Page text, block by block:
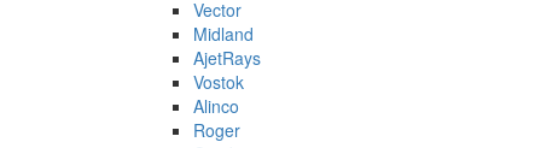
Vector
Midland
AjetRays
Vostok
Alinco
Roger